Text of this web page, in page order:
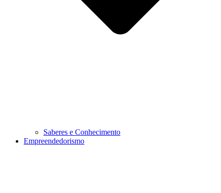
Saberes e Conhecimento
Empreendedorismo